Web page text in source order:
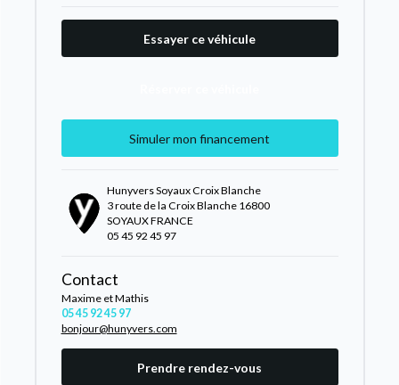
Essayer ce véhicule
Simuler mon financement
Hunyvers Soyaux Croix Blanche
3 route de la Croix Blanche 16800
SOYAUX FRANCE
05 45 92 45 97
Contact
Maxime et Mathis
05 45 92 45 97
bonjour@hunyvers.com
Prendre rendez-vous